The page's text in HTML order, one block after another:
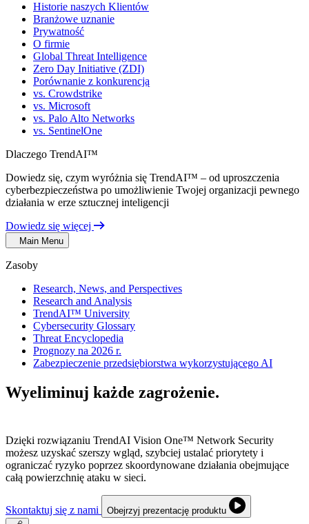
Historie naszych Klientów
Branżowe uznanie
Prywatność
O firmie
Global Threat Intelligence
Zero Day Initiative (ZDI)
Porównanie z konkurencją
vs. Crowdstrike
vs. Microsoft
vs. Palo Alto Networks
vs. SentinelOne
Dlaczego TrendAI™
Dowiedz się, czym wyróżnia się TrendAI™ – od uproszczenia
cyberbezpieczeństwa po umożliwienie Twojej organizacji pewnego
działania w erze sztucznej inteligencji
Dowiedz się więcej
Main Menu
Zasoby
Research, News, and Perspectives
Research and Analysis
TrendAI™ University
Cybersecurity Glossary
Threat Encyclopedia
Prognozy na 2026 r.
Zabezpieczenie przedsiębiorstwa wykorzystującego AI
Wyeliminuj każde zagrożenie.
Dzięki rozwiązaniu TrendAI Vision One™ Network Security
możesz uzyskać szerszy wgląd, szybciej ustalać priorytety i
ograniczać ryzyko poprzez skoordynowane działania obejmujące
całą powierzchnię ataku w sieci.
Skontaktuj się z nami Obejrzyj prezentację produktu